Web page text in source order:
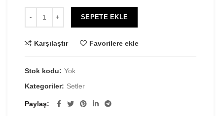
SEPETE EKLE
Karşılaştır Favorilere ekle
Stok kodu: Yok
Kategoriler: Setler
Paylaş